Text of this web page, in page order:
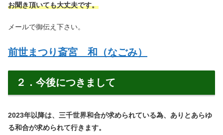
お聞き頂いても大丈夫です。
メールで御伝え下さい。
前世まつり斎宮 和（なごみ）
２．今後につきまして
2023年以降は、三千世界和合が求められている為、ありとあらゆ
る和合が求められて行きます。